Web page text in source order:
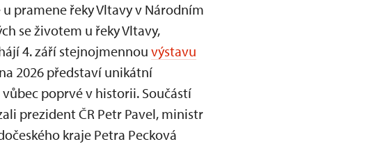
pramene řeky Vltavy v Národním
se životem u řeky Vltavy,
4. září stejnojmennou výstavu
2026 představí unikátní
poprvé v historii. Součástí
prezident ČR Petr Pavel, ministr
kraje Petra Pecková